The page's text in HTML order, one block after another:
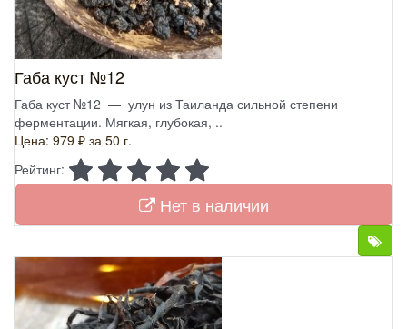
Габа куст №12
Габа куст №12 — улун из Таиланда сильной степени
ферментации. Мягкая, глубокая, ..
Цена: 979 ₽ за 50 г.
Рейтинг:
Нет в наличии